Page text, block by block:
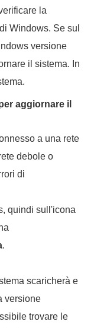
la
Windows. Se sul
versione
il sistema. In
aggiornare il
a una rete
debole o
di
quindi sull'icona
.
scaricherà e
versione
trovare le